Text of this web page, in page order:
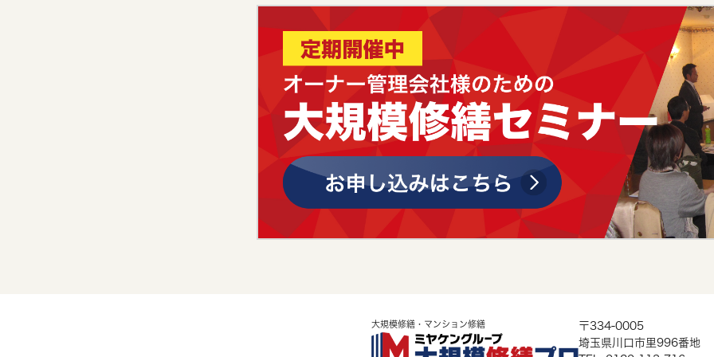
大規模修繕・マンション修繕
〒334-0005
埼玉県川口市里996番地